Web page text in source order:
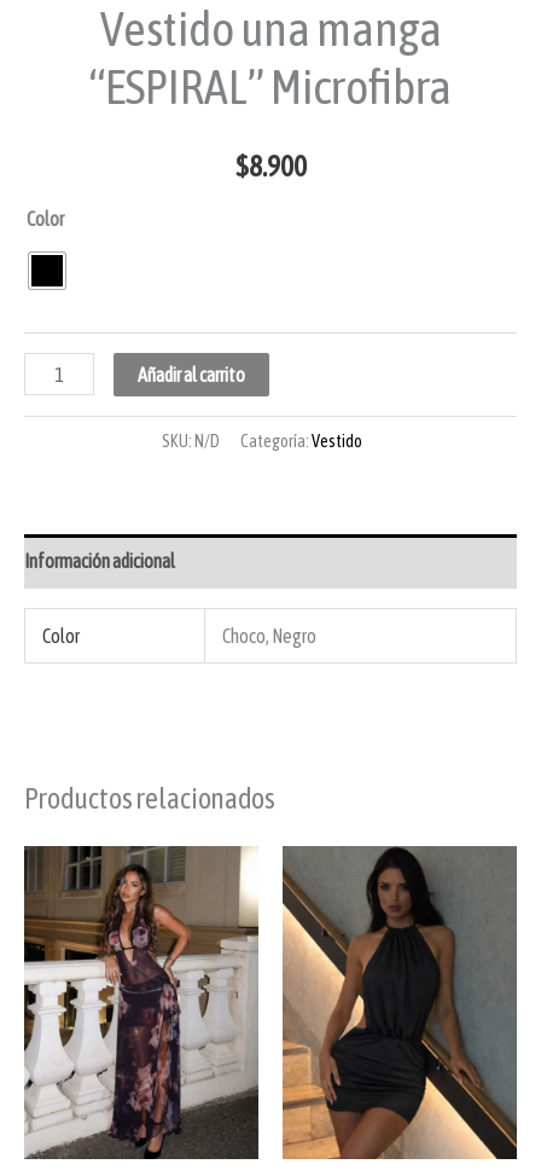
Vestido una manga
“ESPIRAL” Microfibra
$8.900
Color
Añadir al carrito
SKU: N/D Categoría:Vestido
Información adicional
Color Choco, Negro
Productos relacionados